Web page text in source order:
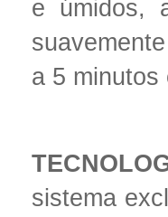
e úmidos,
a 5 minutos
sistema